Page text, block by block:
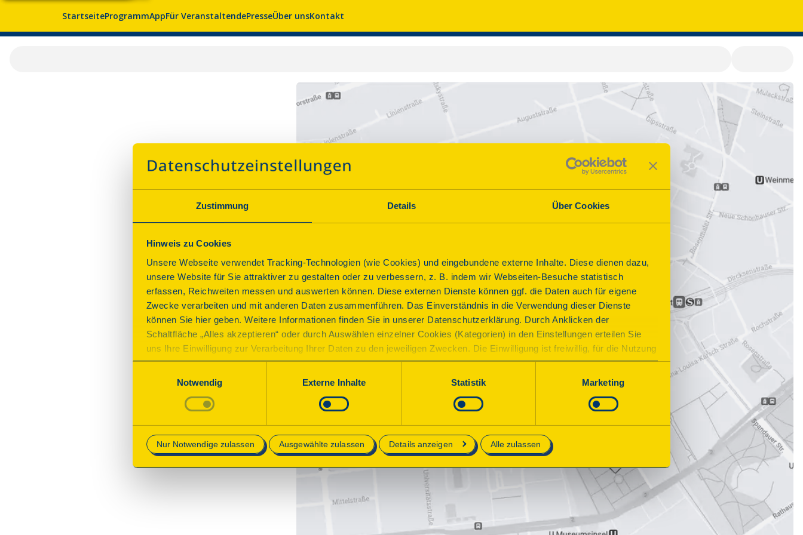
Zustimmung Details Über Cookies
Hinweis zu Cookies
Unsere Webseite verwendet Tracking-Technologien (wie Cookies) und eingebundene externe Inhalte. Diese dienen dazu,
unsere Website für Sie attraktiver zu gestalten oder zu verbessern, z. B. indem wir Webseiten-Besuche statistisch
erfassen, Reichweiten messen und auswerten können. Diese externen Dienste können ggf. die Daten auch für eigene
Zwecke verarbeiten und mit anderen Daten zusammenführen. Das Einverständnis in die Verwendung dieser Dienste
können Sie hier geben. Weitere Informationen finden Sie in unserer Datenschutzerklärung. Durch Anklicken der
Schaltfläche „Alles akzeptieren“ oder durch Auswählen einzelner Cookies (Kategorien) in den Einstellungen erteilen Sie
uns Ihre Einwilligung zur Verarbeitung Ihrer Daten zu den jeweiligen Zwecken. Die Einwilligung ist freiwillig, für die Nutzung
des Onlineangebots nicht erforderlich und kann jederzeit aktualisiert oder widerrufen werden. Wenn Sie das Consent Tool
mit „Speichern“ bestätigen, werden nur essenzielle Cookies auf der Webseite gesetzt, die technisch notwendig und für den
Notwendig
Externe Inhalte Statistik Marketing
Nur Notwendige zulassen Ausgewählte zulassen Details anzeigen Alle zulassen
StartseiteProgrammAppFür VeranstaltendePresseÜber unsKontakt